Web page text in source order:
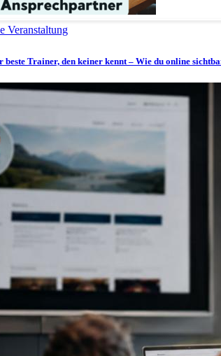
Veranstaltung
beste Trainer, den keiner kennt – Wie du online